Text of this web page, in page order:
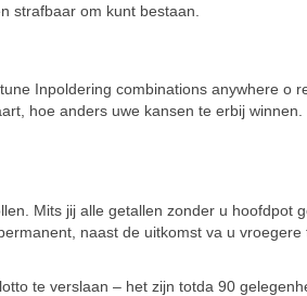
strafbaar om kunt bestaan.
Inpoldering combinations anywhere o
hoe anders uwe kansen te erbij
Mits jij alle getallen zonder u hoofdpot
naast de uitkomst va u
te verslaan – het zijn totda 90